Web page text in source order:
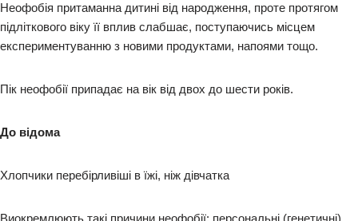
Неофобія притаманна дитині від народження, проте протягом
підліткового віку її вплив слабшає, поступаючись місцем
експериментуванню з новими продуктами, напоями тощо.
Пік неофобії припадає на вік від двох до шести років.
До відома
Хлопчики перебірливіші в їжі, ніж дівчатка
Виокремлюють такі причини неофобії: персональні (генетичні)